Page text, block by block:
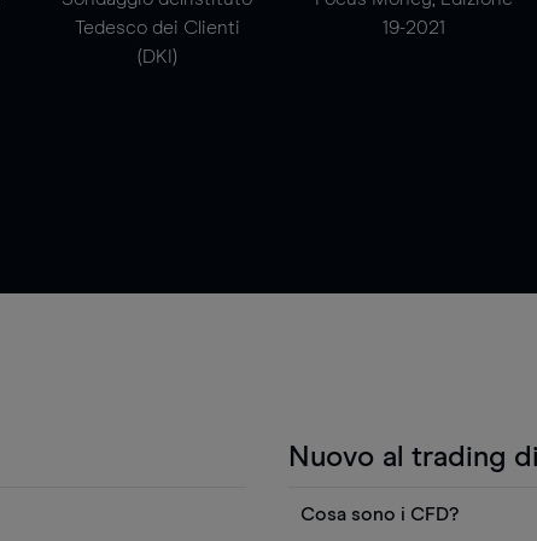
Tedesco dei Clienti
(DKI)
19-2021
Nuovo al trading
Cosa sono i CFD?